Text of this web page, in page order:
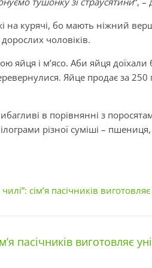
на курячі, бо мають ніжний
чоловіків.
яйця і м’ясо. Аби яйця
Яйце продає за 250
в порівнянні з
різної суміші –
сім’я пасічників
пасічників виготовляє